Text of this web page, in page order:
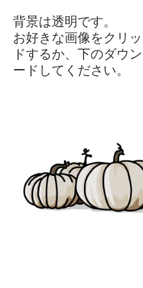
背景は透明です。
お好きな画像をクリ
ドするか、下のダウ
ードしてください。